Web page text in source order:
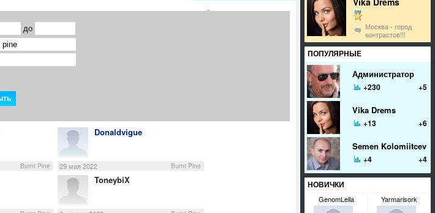
до
Burnt Pine
Donaldvigue
Burnt Pine
29 мая 2022
ToneybiX
Москва - город
контрастов!!!
ПОПУЛЯРНЫЕ
Администратор
+230 +5
Vika Drems
+13 +6
Semen Kolomiitcev
+4 +4
НОВИЧКИ
GenomLella Yarmarisork